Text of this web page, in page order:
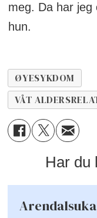
meg. Da har jeg
hun.
ØYESYKDOM
VÅT
Har du